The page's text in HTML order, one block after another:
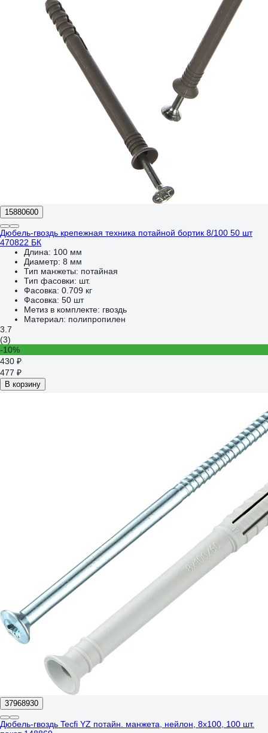
15880600
Дюбель-гвоздь крепежная техника потайной бортик 8/100 50 шт
470822 БК
Длина: 100 мм
Диаметр: 8 мм
Тип манжеты: потайная
Тип фасовки: шт.
Фасовка: 0.709 кг
Фасовка: 50 шт
Метиз в комплекте: гвоздь
Материал: полипропилен
3.7
(3)
-10%
430 ₽
477 ₽
В корзину
37968930
Дюбель-гвоздь Tecfi YZ потайн. манжета, нейлон, 8x100, 100 шт.